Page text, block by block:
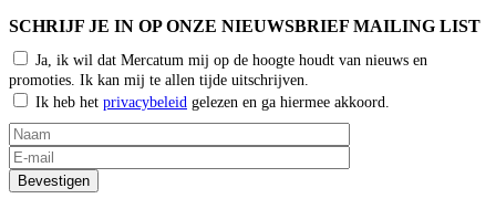
SCHRIJF JE IN OP ONZE NIEUWSBRIEF MAILING LIST
Ja, ik wil dat Mercatum mij op de hoogte houdt van nieuws en
promoties. Ik kan mij te allen tijde uitschrijven.
Ik heb het privacybeleid gelezen en ga hiermee akkoord.